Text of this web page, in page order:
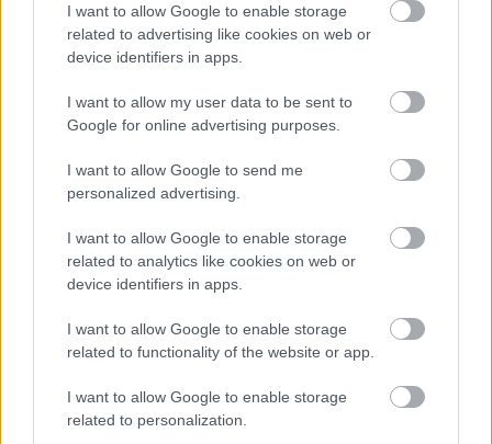
I want to allow Google to enable storage
related to advertising like cookies on web or
device identifiers in apps.
I want to allow my user data to be sent to
Google for online advertising purposes.
I want to allow Google to send me
personalized advertising.
I want to allow Google to enable storage
related to analytics like cookies on web or
device identifiers in apps.
I want to allow Google to enable storage
related to functionality of the website or app.
I want to allow Google to enable storage
related to personalization.
Τα προειδοποιητικά σημάδια της
θερμοπληξίας σε σκύλους και γάτες
PODCASTS